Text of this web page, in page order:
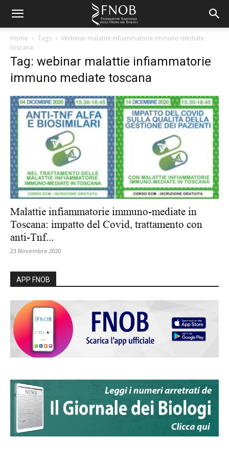
Home Tags
Webinar malattie infiammatorie immuno mediate
toscana
Tag: webinar malattie infiammatorie
immuno mediate toscana
Malattie infiammatorie immuno-mediate in
Toscana: impatto del Covid, trattamento con
anti-Tnf...
23 Novembre 2020
APP FNOB